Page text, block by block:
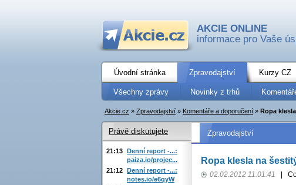
AKCIE ONLINE
informace pro Vaše
Úvodní stránka Zpravodajství Kurzy CZ
Všechny zprávy Novinky z trhů
Akcie.cz » Zpravodajství » Komentáře a doporučení » Ropa
Zpravodajství
Ropa klesla na
02.02.2012 11:01:41
Právě diskutujete
21:13 Denní report -...:
paiza.io/projec...
21:12 Denní report -...:
notes.io/e6qyW